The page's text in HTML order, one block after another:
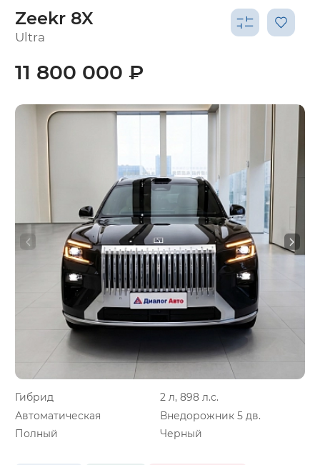
Zeekr 8X
Ultra
Гибрид
2 л, 898 л.с.
Автоматическая
Внедорожник 5 дв.
Полный
Черный
11 800 000 ₽